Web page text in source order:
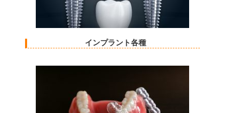
インプラント各種